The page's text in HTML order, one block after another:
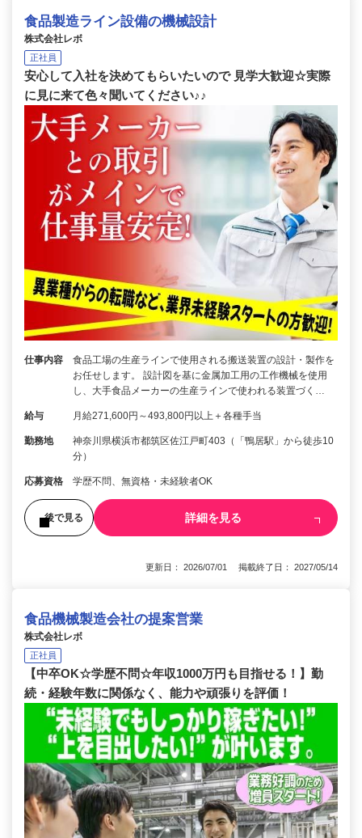
食品製造ライン設備の機械設計
株式会社レボ
正社員
安心して入社を決めてもらいたいので 見学大歓迎☆実際
に見に来て色々聞いてください♪♪
仕事内容
食品工場の生産ラインで使用される搬送装置の設計・製作を
お任せします。 設計図を基に金属加工用の工作機械を使用
し、大手食品メーカーの生産ラインで使われる装置づく…
給与 月給271,600円～493,800円以上＋各種手当
勤務地
神奈川県横浜市都筑区佐江戸町403（「鴨居駅」から徒歩10
分）
応募資格 学歴不問、無資格・未経験者OK
後で見る 詳細を見る
更新日： 2026/07/01 掲載終了日： 2027/05/14
食品機械製造会社の提案営業
株式会社レボ
正社員
【中卒OK☆学歴不問☆年収1000万円も目指せる！】勤
続・経験年数に関係なく、能力や頑張りを評価！